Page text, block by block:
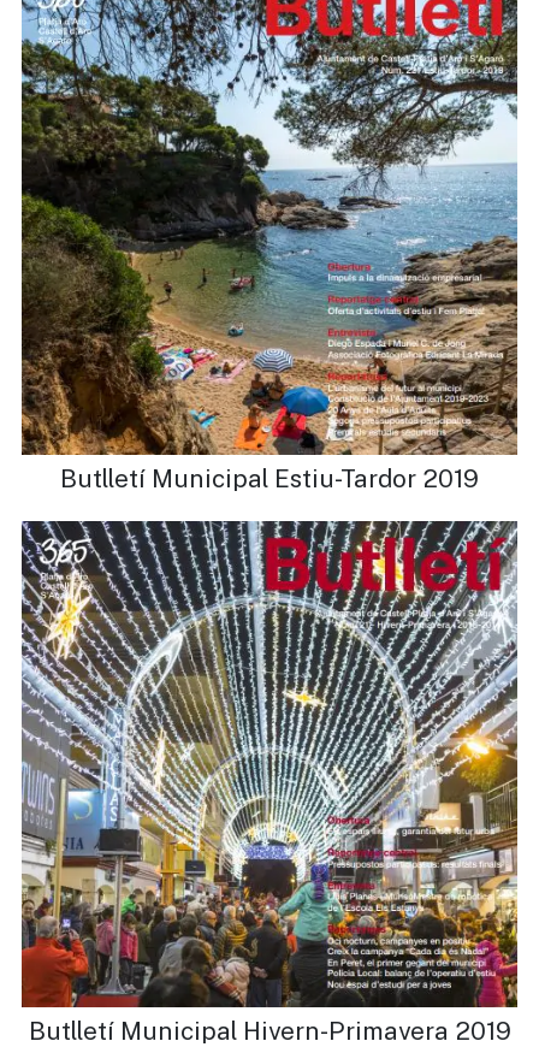
Butlletí Municipal Estiu-Tardor 2019
Butlletí Municipal Hivern-Primavera 2019